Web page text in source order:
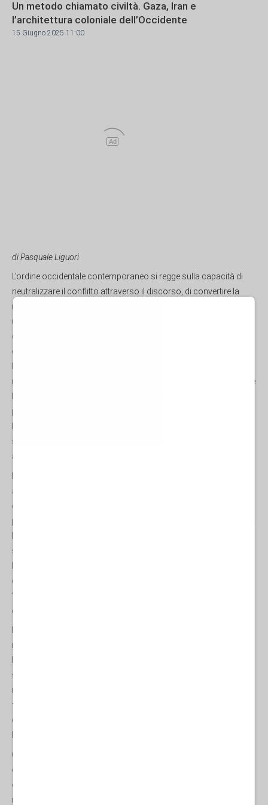
Un metodo chiamato civiltà. Gaza, Iran e
l’architettura coloniale dell’Occidente
15 Giugno 2025 11:00
Ad
di Pasquale Liguori
L’ordine occidentale contemporaneo si regge sulla capacità di
neutralizzare il conflitto attraverso il discorso, di convertire la
realtà storica in narrazione funzionale, di trasformare la guerra in
umanitarismo. Giorgio Agamben ci ha mostrato come “lo stato
d’eccezione tenda a imporsi come forma legale di ciò che, per
definizione, non può avere forma legale”. Sicché è dentro questa
mediorientale, in particolare dopo il 7 ottobre 2023: un evento che
processo coloniale lungo un secolo. Ma ciò che conta per
selettiva, volta a legittimare ogni intervento, ogni silenzio, ogni
alleanza.
all’attacco del 7 ottobre ha rivelato il riflesso condizionato di un
dispositivo ideologico profondamente radicato. Si è parlato di
pogrom, di ritorno dell’antisemitismo, di barbarie antioccidentale.
storia consolidata di oppressione, occupazione, apartheid. La
discorso. L’Occidente ha identificato il nemico assoluto - il
“terrorista” palestinese - delegittimandone qualsiasi azione in
quanto eccezione umana e giuridica.
reprime ma produce i discorsi legittimi, la cancellazione della
strategia biopolitica dell’Occidente. Non a caso, il diritto alla
resistenza - sancito persino da un diritto internazionale pur
funzionale al bisogno imperiale - è stato completamente espunto
dal dibattito pubblico occidentale, perché incompatibile con
Con il protrarsi del genocidio a Gaza, e davanti a immagini
divenute troppo difficili da contenere o giustificare, la narrativa
occidentale ha cominciato a incrinarsi. Ma questa incrinatura
non ha prodotto un cambio di paradigma: ha solo spostato il